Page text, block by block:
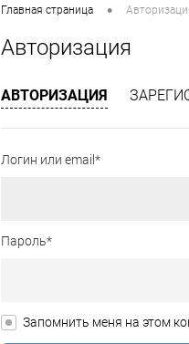
Главная страница •
Авторизация
АВТОРИЗАЦИЯ
Логин или email*
Пароль*
Запомнить меня на этом